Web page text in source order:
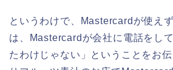
というわけで、Mastercardが使え
は、Mastercardが会社に電話をし
たわけじゃない」ということをお